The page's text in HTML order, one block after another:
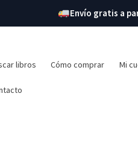
Envío gratis a
libros Cómo comprar Mi